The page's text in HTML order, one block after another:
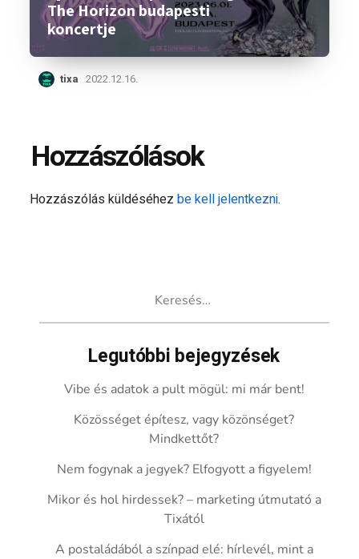
The Horizon budapesti
koncertje
tixa 2022.12.16.
Hozzászólások
Hozzászólás küldéséhezbe kell jelentkezni.
Legutóbbi bejegyzések
Vibe és adatok a pult mögül: mi már bent!
Közösséget építesz, vagy közönséget?
Mindkettőt?
Nem fogynak a jegyek? Elfogyott a figyelem!
Mikor és hol hirdessek? – marketing útmutató a
Tixától
A postaládából a színpad elé: hírlevél, mint a